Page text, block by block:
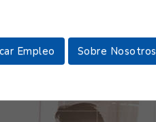
Empleo Sobre Nosotros